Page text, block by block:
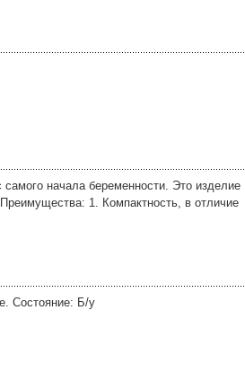
начала беременности. Это изделие
1. Компактность, в отличие
Состояние: Б/у